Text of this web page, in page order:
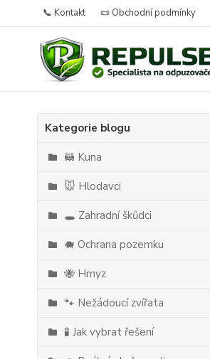
📞 Kontakt 📜 Obchodní podmínky
Kategorie blogu
🦝 Kuna
🐭 Hlodavci
🕳️ Zahradní škůdci
🐗 Ochrana pozemku
🐝 Hmyz
🐾 Nežádoucí zvířata
🧪 Jak vybrat řešení